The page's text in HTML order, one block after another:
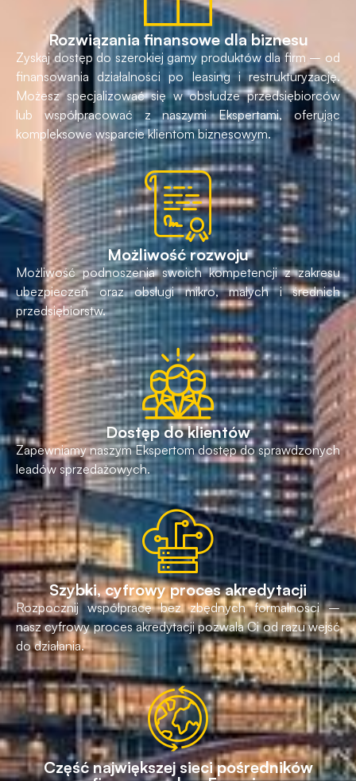
Rozwiązania finansowe dla biznesu
Zyskaj dostęp do szerokiej gamy produktów dla firm – od
finansowania działalności po leasing i restrukturyzację.
Możesz specjalizować się w obsłudze przedsiębiorców
lub współpracować z naszymi Ekspertami, oferując
kompleksowe wsparcie klientom biznesowym.
Możliwość rozwoju
Możliwość podnoszenia swoich kompetencji z zakresu
ubezpieczeń oraz obsługi mikro, małych i średnich
przedsiębiorstw.
Dostęp do klientów
Zapewniamy naszym Ekspertom dostęp do sprawdzonych
leadów sprzedażowych.
Szybki, cyfrowy proces akredytacji
Rozpocznij współpracę bez zbędnych formalności –
nasz cyfrowy proces akredytacji pozwala Ci od razu wejść
do działania.
Część największej sieci pośredników